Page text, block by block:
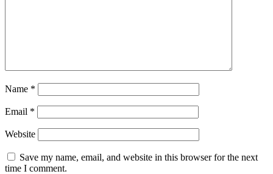
Name *
Email *
Website
Save my name, email, and website in this browser for the next
time I comment.